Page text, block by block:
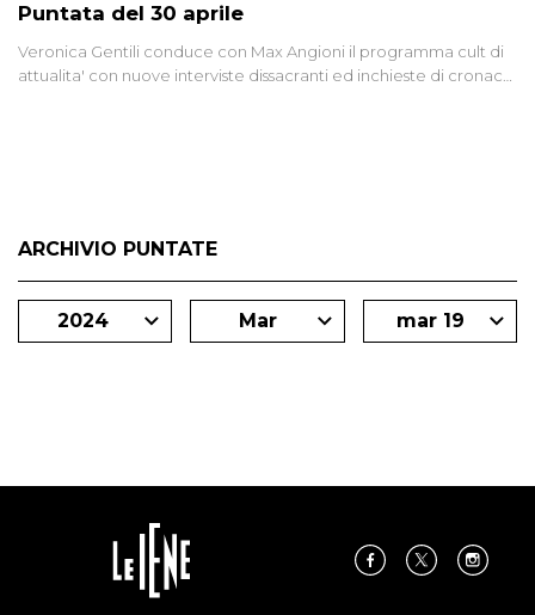
Puntata del 30 aprile
Veronica Gentili conduce con Max Angioni il programma cult di
attualita' con nuove interviste dissacranti ed inchieste di cronaca
ARCHIVIO PUNTATE
2024 Mar mar 19